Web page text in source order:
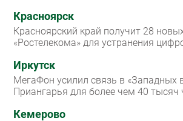
Красноярск
Красноярский край получит 28
«Ростелекома» для устранения
Иркутск
МегаФон усилил связь в «Западных
Приангарья для более чем 40 тысяч
Кемерово